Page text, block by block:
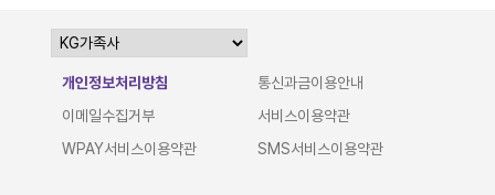
개인정보처리방침
통신과금이용안내
이메일수집거부
서비스이용약관
WPAY서비스이용약관
SMS서비스이용약관